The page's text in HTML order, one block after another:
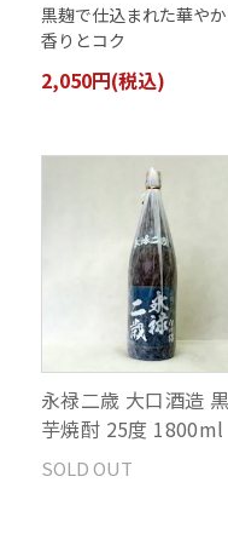
黒麹で仕込まれた華や
香りとコク
2,050円(税込)
永禄二歳 大口酒造
芋焼酎 25度 1800ml
SOLD OUT